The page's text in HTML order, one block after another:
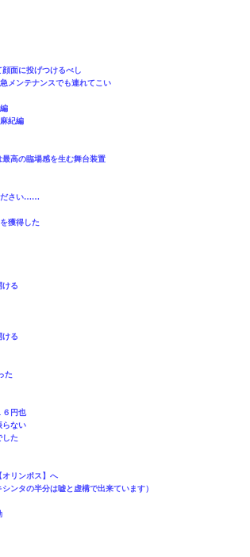
面に投げつけるべし
メンテナンスでも連れてこい
紀編
高の臨場感を生む舞台装置
ださい……
獲得した
る
る
た
円也
ない
た
リンポス】へ
ンタの半分は嘘と虚構で出来ています）